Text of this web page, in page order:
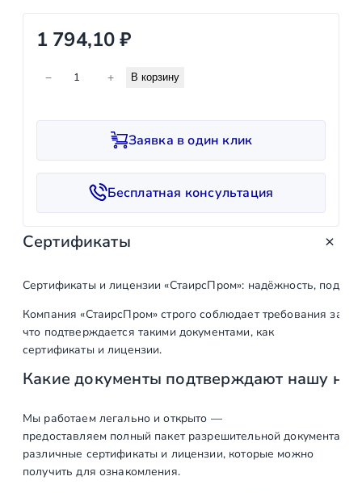
1 794,10₽
е
в
о
о
а
р
а
Т
у
б
а
н
− + В корзину
Заявка в один клик
Бесплатная консультация
Сертификаты
Сертификаты и лицензии «СтаирсПром»: надёжность,
Компания «СтаирсПром» строго соблюдает требования
что подтверждается такими документами, как
сертификаты и лицензии.
Какие документы подтверждают нашу
Мы работаем легально и открыто —
предоставляем полный пакет разрешительной
различные сертификаты и лицензии, которые можно
получить для ознакомления.